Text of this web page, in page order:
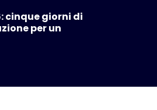
cinque giorni di
per un